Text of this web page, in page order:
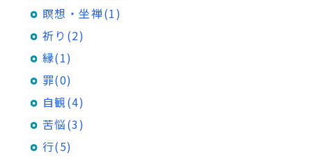
瞑想・坐禅(1)
祈り(2)
縁(1)
罪(0)
自観(4)
苦悩(3)
行(5)